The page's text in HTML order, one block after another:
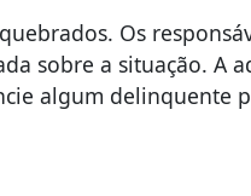
Os
sobre a situação. A
algum delinquente